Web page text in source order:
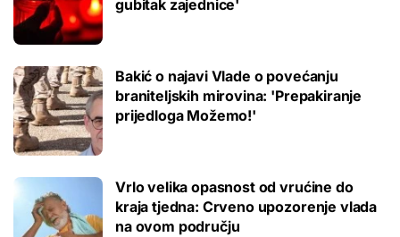
gubitak zajednice'
Bakić o najavi Vlade o povećanju
braniteljskih mirovina: 'Prepakiranje
prijedloga Možemo!'
Vrlo velika opasnost od vrućine do
kraja tjedna: Crveno upozorenje vlada
na ovom području